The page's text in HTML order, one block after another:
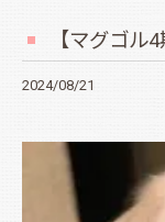
【マグゴ
2024/08/21